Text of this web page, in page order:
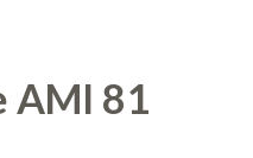
AMI 81